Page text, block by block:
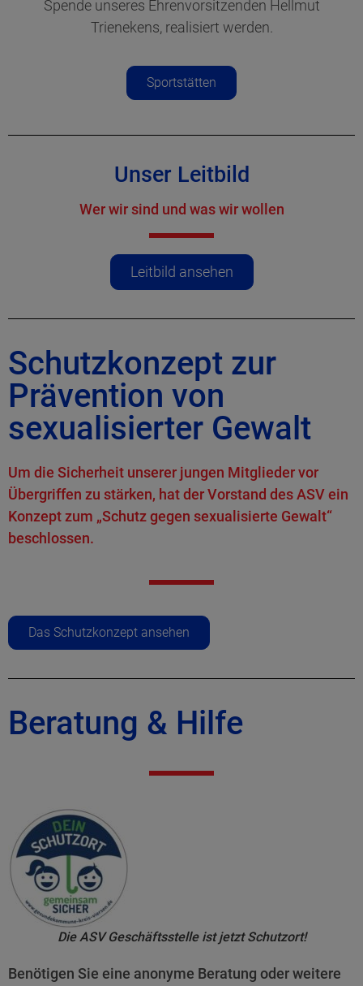
Spende unseres Ehrenvorsitzenden Hellmut
Trienekens, realisiert werden.
Sportstätten
Unser Leitbild
Wer wir sind und was wir wollen
Leitbild ansehen
Schutzkonzept zur
Prävention von
sexualisierter Gewalt
Um die Sicherheit unserer jungen Mitglieder vor
Übergriffen zu stärken, hat der Vorstand des ASV ein
Konzept zum „Schutz gegen sexualisierte Gewalt“
beschlossen.
Das Schutzkonzept ansehen
Beratung & Hilfe
Die ASV Geschäftsstelle ist jetzt Schutzort!
Benötigen Sie eine anonyme Beratung oder weitere